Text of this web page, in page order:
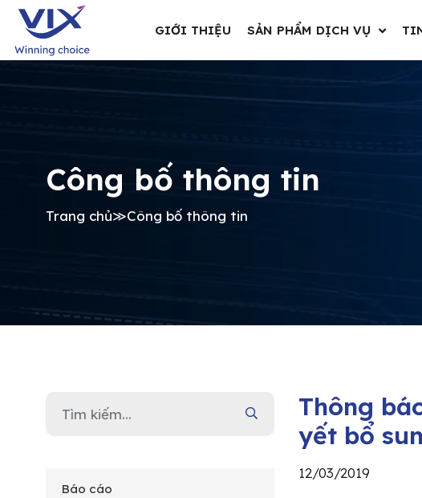
GIỚI THIỆU SẢN PHẨM DỊCH VỤ
Công bố thông tin
Trang chủ≫Công bố thông tin
Báo cáo
Thông
yết bổ
12/03/2019